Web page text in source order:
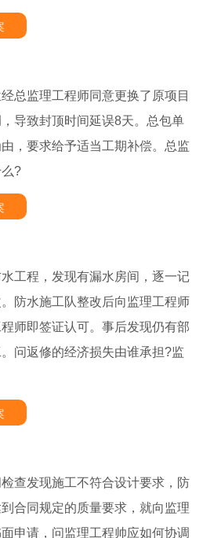
总监理工程师同意更换了原项目
导致封顶时间延误8天。总包单
，要求给予适当工期补偿。总监
?
工程，发现有漏水房间，逐一记
防水施工队整改后向监理工程师
师即签证认可。事后发现仍有部
问返修的经济损失由谁承担?监
查发现施工不符合设计要求，防
合同规定的质量要求，就向监理
申请，问监理工程帅应如何协调